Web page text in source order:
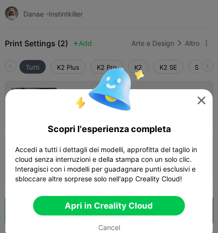
Danae -Instintkiller
Print Settings (2)  Add Arte e Design  Altro 
Tutti K2 Plus K2 Pro K2 K2 SE
0.2mm layer, 2 walls, 25% infill
Autore 02m 57s
0.2mm layer, 2 walls, 15% infill
 02m 15s  1 plates  0.65g
Cloud Slice Apri in Creality Cloud

Scopri l'esperienza completa
Accedi a tutti i dettagli dei modelli, approfitta del taglio in
cloud senza interruzioni e della stampa con un solo clic.
Interagisci con i modelli per guadagnare punti esclusivi e
sbloccare altre sorprese solo nell'app Creality Cloud!
Apri in Creality Cloud
Cancel